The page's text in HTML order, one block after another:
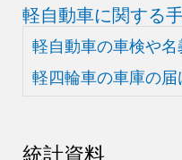
軽自動車に関する
軽自動車の車検や名
軽四輪車の車庫の届
統計資料